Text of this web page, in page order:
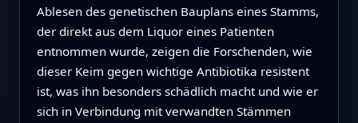
Ablesen des genetischen Bauplans eines Stamms,
der direkt aus dem Liquor eines Patienten
entnommen wurde, zeigen die Forschenden, wie
dieser Keim gegen wichtige Antibiotika resistent
ist, was ihn besonders schädlich macht und wie er
sich in Verbindung mit verwandten Stämmen